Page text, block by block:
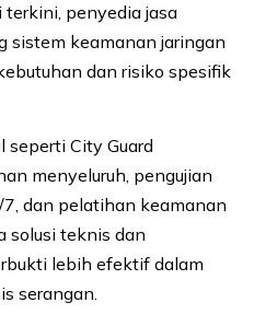
penyedia jasa
sistem keamanan jaringan
dan risiko spesifik
seperti City Guard
menyeluruh, pengujian
dan pelatihan keamanan
solusi teknis dan
lebih efektif dalam
serangan.